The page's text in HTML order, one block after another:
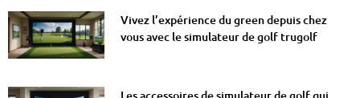
Vivez l’expérience du green depuis chez
vous avec le simulateur de golf trugolf